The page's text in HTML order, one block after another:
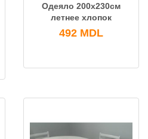
Одеяло 200x230см
летнее хлопок
492 MDL